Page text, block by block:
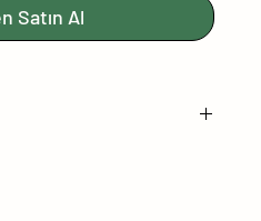
Satın Al